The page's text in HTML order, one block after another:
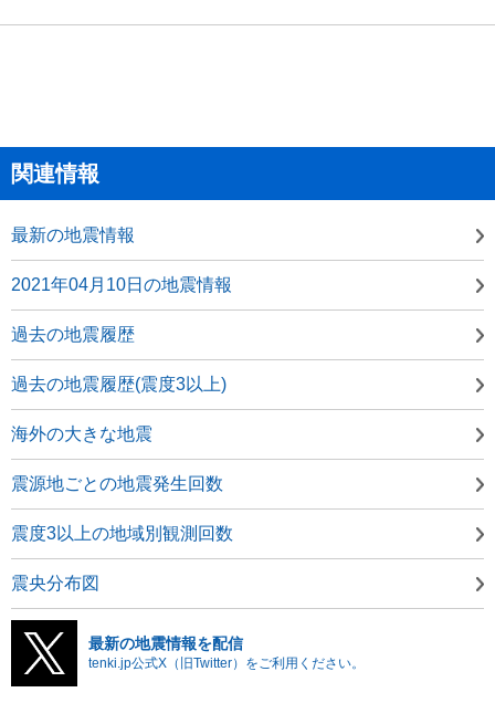
関連情報
最新の地震情報
2021年04月10日の地震情報
過去の地震履歴
過去の地震履歴(震度3以上)
海外の大きな地震
震源地ごとの地震発生回数
震度3以上の地域別観測回数
震央分布図
最新の地震情報を配信
tenki.jp公式X（旧Twitter）をご利用ください。